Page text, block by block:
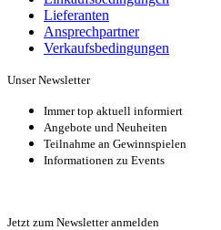
Lieferanten
Ansprechpartner
Verkaufsbeding­ungen
Unser Newsletter
Immer top aktuell informiert
Angebote und Neuheiten
Teilnahme an Gewinnspielen
Informationen zu Events
Jetzt zum Newsletter anmelden